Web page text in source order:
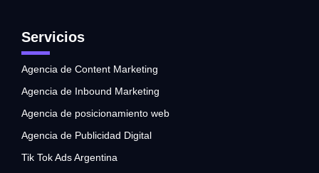
Servicios
Agencia de Content Marketing
Agencia de Inbound Marketing
Agencia de posicionamiento web
Agencia de Publicidad Digital
Tik Tok Ads Argentina